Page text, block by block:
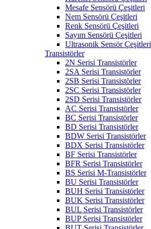
Mesafe Sensörü Çeşitleri
Nem Sensörü Çeşitleri
Renk Sensörü Çeşitleri
Sayım Sensörü Çeşitleri
Ultrasonik Sensör Çeşitleri
Transistörler
2N Serisi Transistörler
2SA Serisi Transistörler
2SB Serisi Transistörler
2SC Serisi Transistörler
2SD Serisi Transistörler
AC Serisi Transistörler
BC Serisi Transistörler
BD Serisi Transistörler
BDW Serisi Transistörler
BDX Serisi Transistörler
BF Serisi Transistörler
BFR Serisi Transistörler
BS Serisi M-Transistörler
BU Serisi Transistörler
BUH Serisi Transistörler
BUK Serisi Transistörler
BUL Serisi Transistörler
BUP Serisi Transistörler